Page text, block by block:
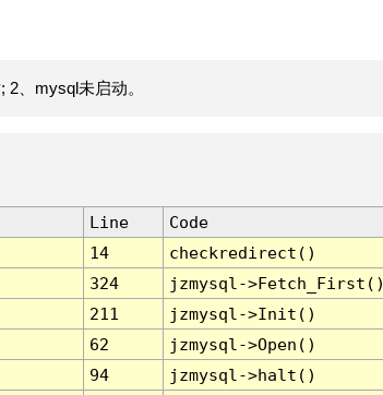
、mysql未启动。
Line
Code
14
checkredirect()
324
jzmysql-
211
jzmysql->Init()
62
jzmysql->Open()
94
jzmysql->halt()